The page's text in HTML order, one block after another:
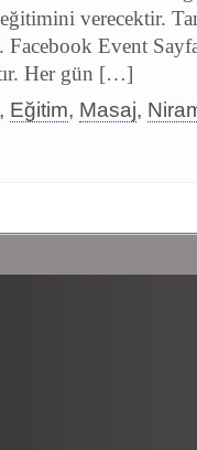
eğitimini verecektir.
Facebook Event
Her gün […]
, Eğitim, Masaj,